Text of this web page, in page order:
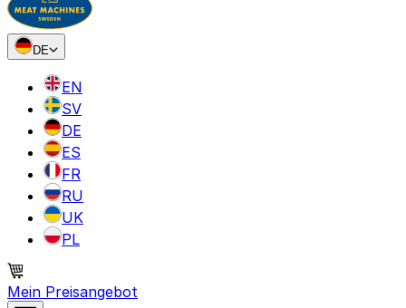
DE
EN
SV
DE
ES
FR
RU
UK
PL
Mein Preisangebot